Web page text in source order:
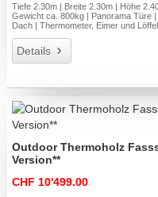
Tiefe 2.30m | Breite 2.30m | Höhe
Gewicht ca. 800kg | Panorama Türe
Dach | Thermometer, Eimer und
Details
Outdoor Thermoholz
Version**
CHF 10'499.00